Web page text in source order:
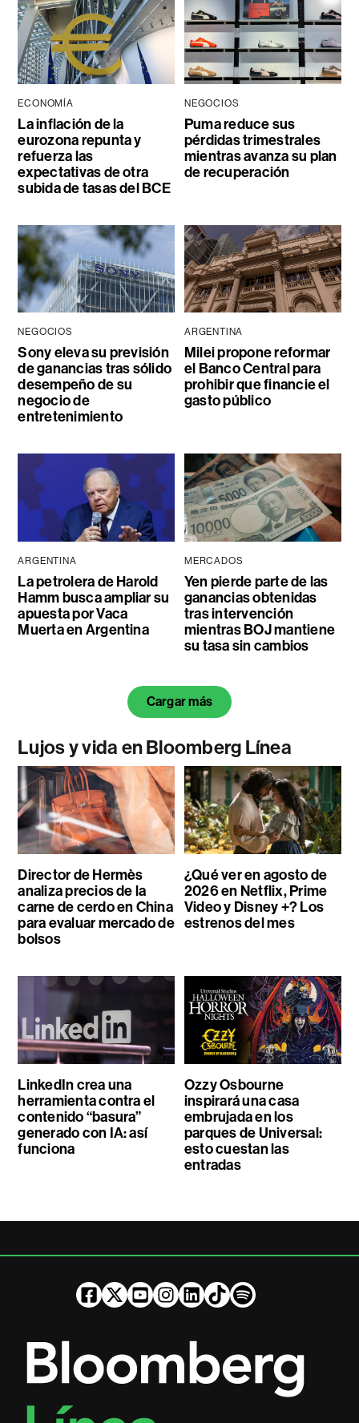
ECONOMÍA
La inflación de la
eurozona repunta y
refuerza las
expectativas de otra
subida de tasas del BCE
NEGOCIOS
Puma reduce sus
pérdidas trimestrales
mientras avanza su plan
de recuperación
NEGOCIOS
Sony eleva su previsión
de ganancias tras sólido
desempeño de su
negocio de
entretenimiento
ARGENTINA
Milei propone reformar
el Banco Central para
prohibir que financie el
gasto público
ARGENTINA
La petrolera de Harold
Hamm busca ampliar su
apuesta por Vaca
Muerta en Argentina
MERCADOS
Yen pierde parte de las
ganancias obtenidas
tras intervención
mientras BOJ mantiene
su tasa sin cambios
Cargar más
Lujos y vida en Bloomberg Línea
Director de Hermès
analiza precios de la
carne de cerdo en China
para evaluar mercado de
bolsos
¿Qué ver en agosto de
2026 en Netflix, Prime
Video y Disney +? Los
estrenos del mes
LinkedIn crea una
herramienta contra el
contenido “basura”
generado con IA: así
funciona
Ozzy Osbourne
inspirará una casa
embrujada en los
parques de Universal:
esto cuestan las
entradas